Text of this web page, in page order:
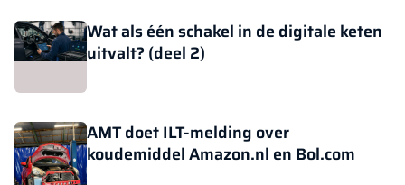
Wat als één schakel in de digitale keten
uitvalt? (deel 2)
AMT doet ILT-melding over
koudemiddel Amazon.nl en Bol.com